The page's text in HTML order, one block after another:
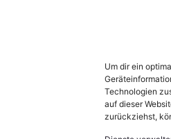
Um dir ein
Technologien
auf dieser
zurückziehst,